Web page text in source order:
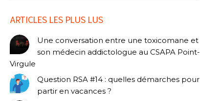
ARTICLES LES PLUS LUS
Une conversation entre une toxicomane et
son médecin addictologue au CSAPA Point-
Virgule
Question RSA #14 : quelles démarches pour
partir en vacances ?